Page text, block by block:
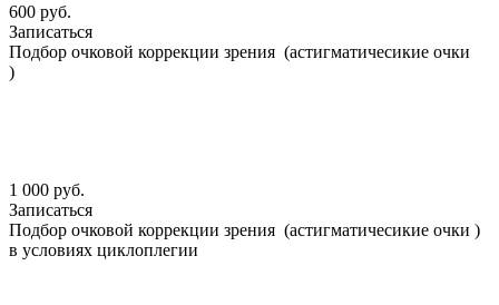
600 руб.
Записаться
Подбор очковой коррекции зрения (астигматичесикие очки
)
1 000 руб.
Записаться
Подбор очковой коррекции зрения (астигматичесикие очки )
в условиях циклоплегии